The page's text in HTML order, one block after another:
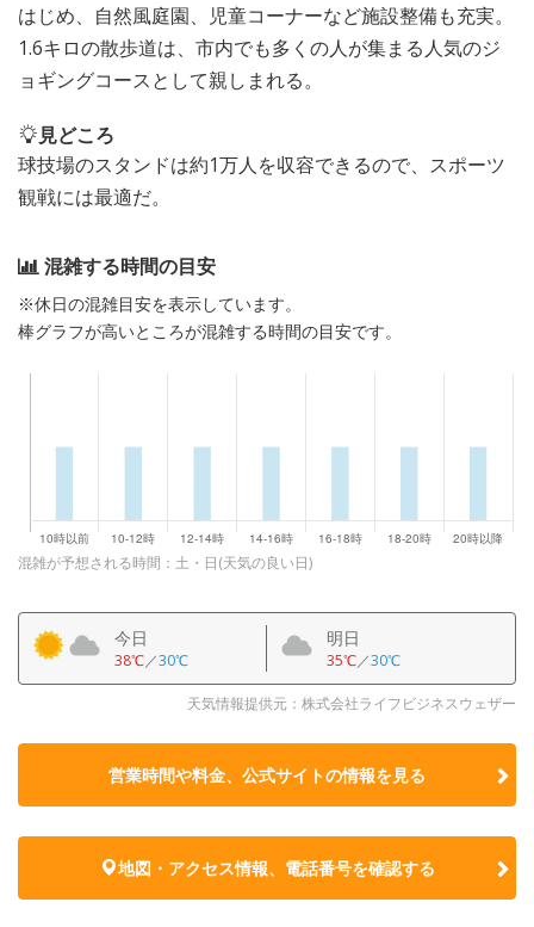
はじめ、自然風庭園、児童コーナーなど施設整備も充実。
1.6キロの散歩道は、市内でも多くの人が集まる人気のジ
ョギングコースとして親しまれる。
見どころ
球技場のスタンドは約1万人を収容できるので、スポーツ
観戦には最適だ。
混雑する時間の目安
※休日の混雑目安を表示しています。
棒グラフが高いところが混雑する時間の目安です。
混雑が予想される時間：土・日(天気の良い日)
今日
38℃／30℃
明日
35℃／30℃
天気情報提供元：株式会社ライフビジネスウェザー
営業時間や料金、公式サイトの情報を見る
地図・アクセス情報、電話番号を確認する